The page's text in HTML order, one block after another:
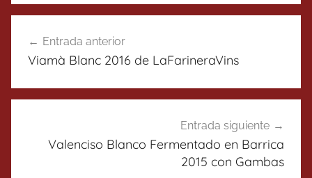
de
Entrada anterior
Viamà Blanc 2016 de LaFarineraVins
Entrada siguiente
Valenciso Blanco Fermentado en Barrica
2015 con Gambas